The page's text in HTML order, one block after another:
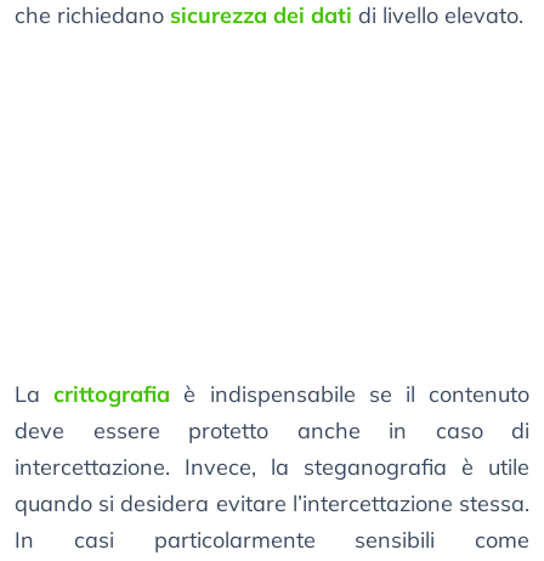
che richiedano sicurezza dei dati di livello elevato.
Lacrittografia è indispensabile se il contenuto
deve essere protetto anche in caso di
intercettazione. Invece, la steganografia è utile
quando si desidera evitare l’intercettazione stessa.
In casi particolarmente sensibili come